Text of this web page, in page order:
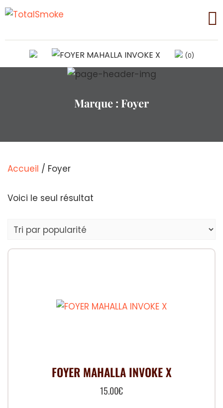
(0)
Marque : Foyer
Accueil / Foyer
Voici le seul résultat
FOYER MAHALLA INVOKE X
15.00€